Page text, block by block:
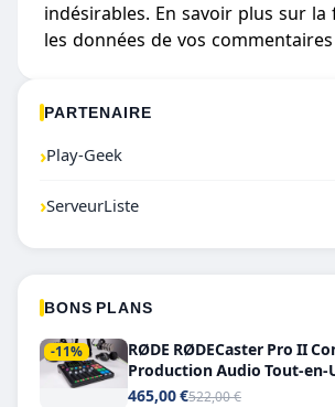
indésirables. En savoir plus sur la
les données de vos
PARTENAIRE
›Play-Geek
›ServeurListe
BONS PLANS
-11%
RØDE RØDECaster Pro II
Production Audio Tout-en-
Double USB-C
465,00 €522,00 €